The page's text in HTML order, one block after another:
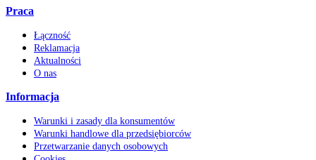
Praca
Łączność
Reklamacja
Aktualności
O nas
Informacja
Warunki i zasady dla konsumentów
Warunki handlowe dla przedsiębiorców
Przetwarzanie danych osobowych